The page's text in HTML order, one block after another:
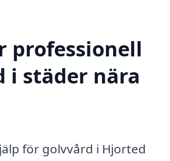
professionell
i städer nära
för golvvård i Hjorted